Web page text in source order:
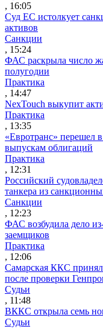
, 16:05
Суд ЕС истолкует
активов
Санкции
, 15:24
ФАС раскрыла число
полугодии
Практика
, 14:47
NexTouch выкупит
Практика
, 13:35
«Евротранс» перешел
выпускам облигаций
Практика
, 12:31
Российский
танкера из
Санкции
, 12:23
ФАС возбудила дело
заемщиков
Практика
, 12:06
Самарская ККС
после проверки
Судьи
, 11:48
ВККС открыла семь
Судьи